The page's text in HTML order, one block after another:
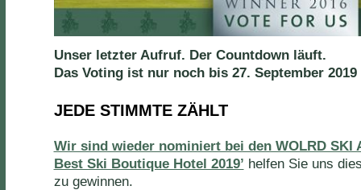
Unser letzter Aufruf. Der Countdown läuft.
Das Voting ist nur noch bis 27. September
JEDE STIMMTE ZÄHLT
Wir sind wieder nominiert bei den WOLRD SKI
Best Ski Boutique Hotel 2019’ helfen Sie uns
zu gewinnen.